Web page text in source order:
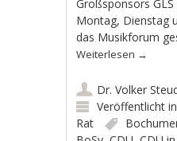
Großsponsors
Montag, Dienstag
das Musikforum
Weiterlesen →
Dr. Volker
Veröffentlicht
Rat